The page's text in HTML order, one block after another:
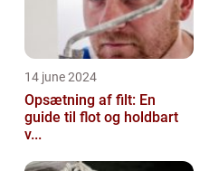
14 june 2024
Opsætning af filt: En
guide til flot og holdbart
v...